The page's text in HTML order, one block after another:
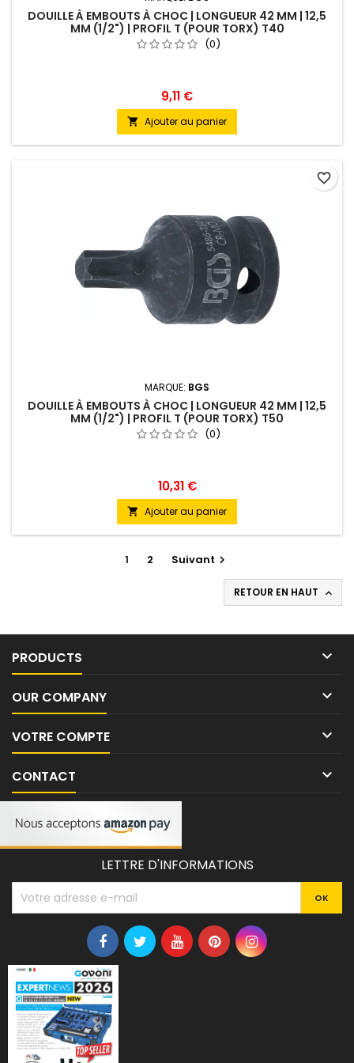
DOUILLE À EMBOUTS À CHOC | LONGUEUR 42 MM | 12,5
MM (1/2") | PROFIL T (POUR TORX) T40
(0)
9,11 €
 Ajouter au panier
MARQUE: BGS
DOUILLE À EMBOUTS À CHOC | LONGUEUR 42 MM | 12,5
MM (1/2") | PROFIL T (POUR TORX) T50
(0)
10,31 €
 Ajouter au panier
favorite_border
1 2 Suivant 
RETOUR EN HAUT 
PRODUCTS 
OUR COMPANY 
VOTRE COMPTE 
CONTACT 
LETTRE D'INFORMATIONS